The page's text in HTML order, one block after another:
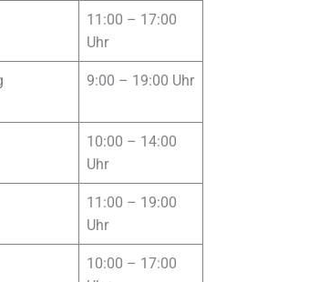
11:00 – 17:00
Uhr
9:00 – 19:00 Uhr
10:00 – 14:00
Uhr
11:00 – 19:00
Uhr
10:00 – 17:00